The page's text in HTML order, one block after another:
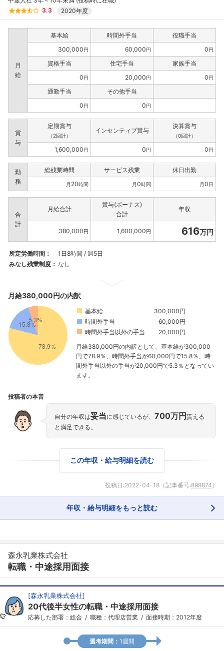
フォローしました
こちらの企業もフォローしませんか？
3.3
2020年度
月
給
基本給 時間外手当
役職手当
300,000円 60,000円 0円
資格手当 住宅手当
家族手当
0円 20,000円 0円
通勤手当
その他手当
0円 0円
賞
与
定期賞与
（2回計）
インセンティブ賞与
決算賞与
（0回計）
1,600,000円 0円 0円
勤
務
総残業時間 サービス残業 休日出勤
月 20時間 月0時間 月0日
合
計
月給合計
賞与(ボーナス)
合計
年収
380,000円 1,600,000円 616万円
所定労働時間：
1日8時間 / 週5日
みなし残業制度： なし
月給380,000円の内訳
基本給
300,000円
時間外手当
60,000円
時間外手当以外の手当
20,000円
月給380,000円の内訳として、基本給が300,000
円で78.9％、時間外手当が60,000円で15.8％、時
間外手当以外の手当が20,000円で5.3％となってい
ます。
投稿者の本音
自分の年収は妥当に感じているが、 700万円貰える
と満足できる。
この年収・給与明細を読む
投稿日:2022-04-18 （記事番号:898874 ）
年収・給与明細をもっと読む
森永乳業株式会社
転職・中途採用面接
[森永乳業株式会社]
20代後半女性の転職・中途採用面接
応募した部署：総合 職種：代理店営業 面接時期：2012年度
選考期間： 1週間